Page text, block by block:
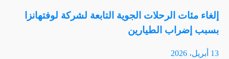
فرنسية
مخضرمة
في
إلغاء مئات الرحلات الجوية التابعة لشركة لوفتهانزا
بسبب إضراب الطيارين
13 أبريل، 2026